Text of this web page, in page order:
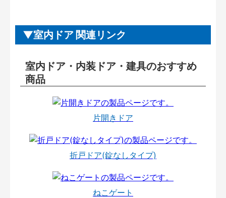
室内ドア 関連リンク
室内ドア・内装ドア・建具のおすすめ
商品
片開きドア
折戸ドア(錠なしタイプ)
ねこゲート